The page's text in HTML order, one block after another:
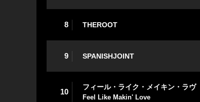
8 THEROOT
9 SPANISHJOINT
10
フィール・ライク・メイキン・ラヴ
Feel Like Makin' Love